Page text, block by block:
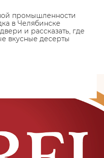
промышленности
в Челябинске
и рассказать, где
вкусные десерты